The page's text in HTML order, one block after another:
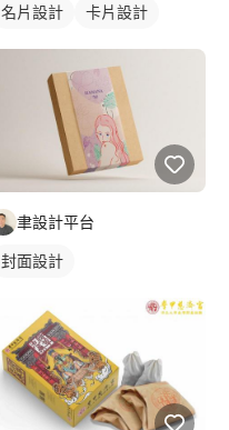
名片設計 卡片設計
聿設計平台
封面設計